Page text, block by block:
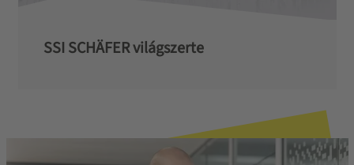
SSI SCHÄFER világszerte